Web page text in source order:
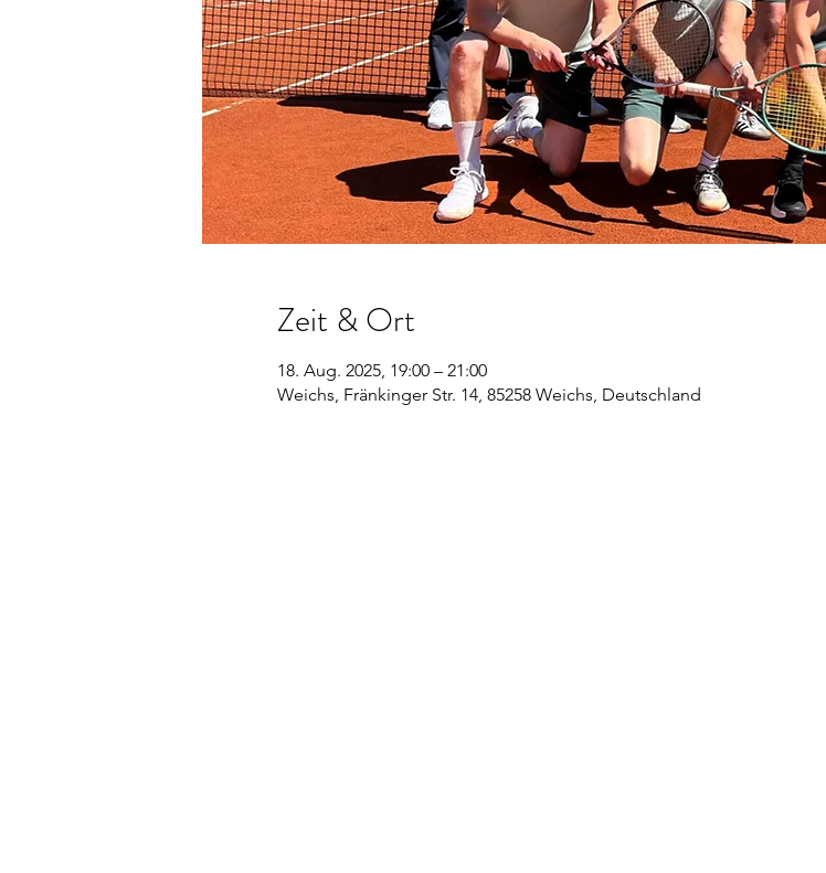
Zeit & Ort
18. Aug. 2025, 19:00 – 21:00
Weichs, Fränkinger Str. 14, 85258 Weichs, Deutschland